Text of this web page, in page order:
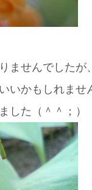
ませんでした
いかもしれませ
した（＾＾；）